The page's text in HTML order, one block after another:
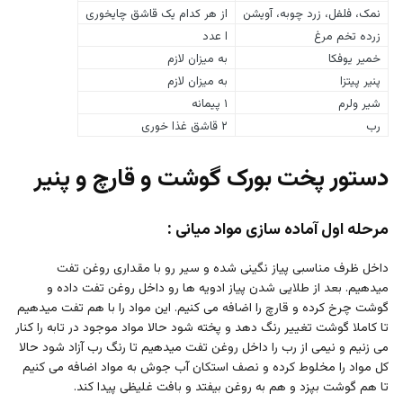
نمک، فلفل، زرد چوبه، آویشن
از هر کدام یک قاشق چایخوری
زرده تخم مرغ
ا عدد
خمیر یوفکا
به میزان لازم
پنیر پیتزا
به میزان لازم
شیر ولرم
رب
۲ قاشق غذا خوری
دستور پخت بورک گوشت و قارچ و پنیر
مرحله اول آماده سازی مواد میانی :
داخل ظرف مناسبی پیاز نگینی شده و سیر رو با مقداری روغن تفت
میدهیم. بعد از طلایی شدن پیاز ادویه ها رو داخل روغن تفت داده و
گوشت چرخ کرده و قارچ را اضافه می کنیم. این مواد را با هم تفت میدهیم
تا کاملا گوشت تغییر رنگ دهد و پخته شود حالا مواد موجود در تابه را کنار
می زنیم و نیمی از رب را داخل روغن تفت میدهیم تا رنگ رب آزاد شود حالا
کل مواد را مخلوط کرده و نصف استکان آب جوش به مواد اضافه می کنیم
تا هم گوشت بپزد و هم به روغن بیفتد و بافت غلیظی پیدا کند.